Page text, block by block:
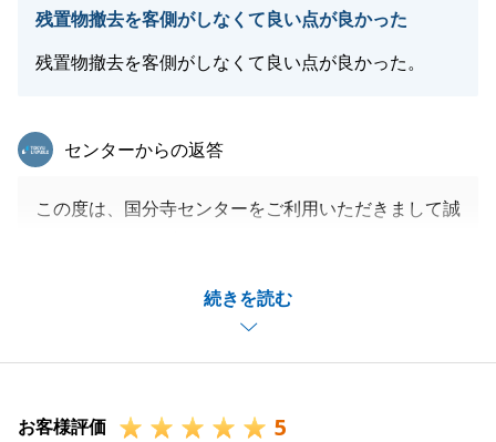
今後も不動産のことで何かご相談がございましたら、
いつでもお気軽にお声がけください。
閉じる
残置物撤去を客側がしなくて良い点が良かった
残置物撤去を客側がしなくて良い点が良かった。
続きを読む
東急リバブル
センターからの返答
この度は、国分寺センターをご利用いただきまして誠
が、いつも快くご対応いただいて大変感謝しておりま
また、何かお困りのことがございましたら、お気軽に
今後ともよろしくお願いいたします。
お客様評価 5